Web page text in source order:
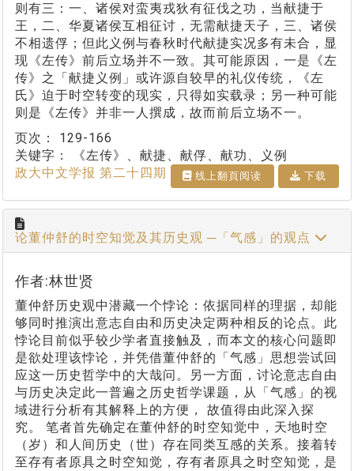
则有三：一、诸侯对蛮夷戎狄有征伐之功，当献捷于
王，二、华夏诸侯互相征讨，无需献捷天子，三、诸侯
不相遗俘；但此义例与春秋时代献捷实况多有未合，显
现《左传》前后立场并不一致。其可能原因，一是《左
传》之「献捷义例」或许源自较早的礼仪传统，《左
氏》迫于时空转变的现实，只得如实载录；另一种可能
则是《左传》并非一人撰成，故而前后立场不一。
页次： 129-166
关键字：
《左传》、献捷、献俘、献功、义例
政大中文学报 第二十四期
线上翻⾴阅读 下载
论董仲舒的时空知觉及其历史观 ─「气感」的观点
作者:林世贤
董仲舒历史观中潜藏一个悖论：依据同样的理据，却能
够同时推演出意志自由和历史决定两种相反的论点。此
悖论目前似乎较少学者直接触及，而本文的核心问题即
是欲处理该悖论，并凭借董仲舒的「气感」思想尝试回
应这一历史哲学中的大哉问。另一方面，讨论意志自由
与历史决定此一普遍之历史哲学课题，从「气感」的视
域进行分析有其解释上的方便， 故值得由此深入探
究。 笔者首先确定在董仲舒的时空知觉中，天地时空
（岁）和人间历史（世）存在同类互感的关系。接着转
至存有者原具之时空知觉，存有者原具之时空知觉，是